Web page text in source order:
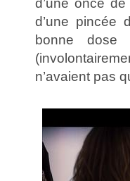
d’une pincée
bonne
n’avaient pas